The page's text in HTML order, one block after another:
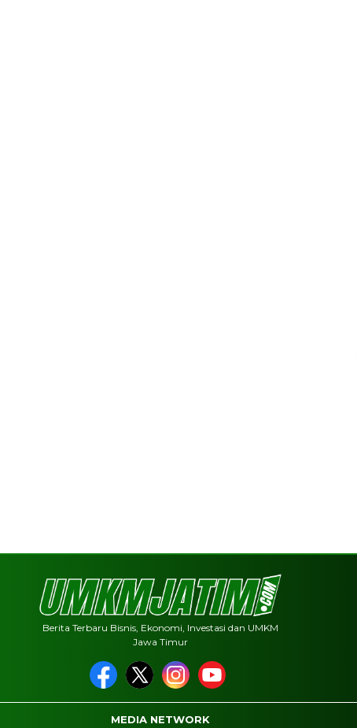
Berita Terbaru Bisnis, Ekonomi, Investasi dan UMKM
Jawa Timur
MEDIA NETWORK